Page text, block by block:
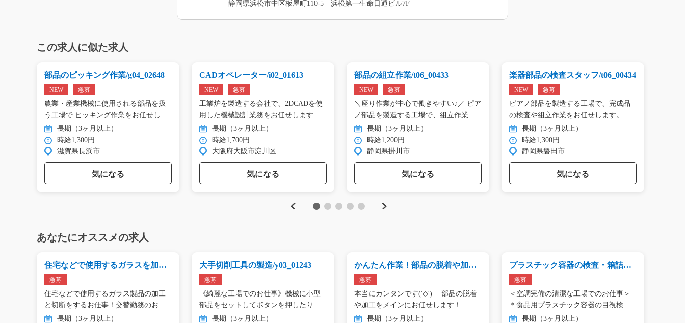
静岡県浜松市中区板屋町110-5 浜松第一生命日通ビル7F
この求人に似た求人
Previous
部品のピッキング作業/g04_02648
NEW 急募
農業・産業機械に使用される部品を扱
う工場で ピッキング作業をお任せし
ま… 長期（3ヶ月以上）
時給1,300円
滋賀県長浜市
気になる
CADオペレーター/i02_01613
NEW 急募
工業炉を製造する会社で、2DCADを使
用した機械設計業務をお任せします。
…
長期（3ヶ月以上）
時給1,700円
大阪府大阪市淀川区
気になる
部品の組立作業/t06_00433
NEW 急募
＼座り作業が中心で働きやすい♪／ ピア
ノ部品を製造する工場で、組立作業…
長期（3ヶ月以上）
時給1,200円
静岡県掛川市
気になる
楽器部品の検査スタッフ/t06_00434
NEW 急募
ピアノ部品を製造する工場で、完成品
の検査や組立作業をお任せします。
目… 長期（3ヶ月以上）
時給1,300円
静岡県磐田市
気になる
Next
あなたにオススメの求人
住宅などで使用するガラスを加工
するお仕事/y02_00445
急募
住宅などで使用するガラス製品の加工
と切断をするお仕事！交替勤務のお
仕… 長期（3ヶ月以上）
大手切削工具の製造/y03_01243
急募
《綺麗な工場でのお仕事》機械に小型
部品をセットしてボタンを押したり、
…
長期（3ヶ月以上）
かんたん作業！部品の脱着や加工/t
03_00847
急募
本当にカンタンです('◇')ゞ 部品の脱着
や加工をメインにお任せします！ …
長期（3ヶ月以上）
プラスチック容器の検査・箱詰め/i
02_01440
急募
＜空調完備の清潔な工場でのお仕事＞
＊食品用プラスチック容器の目視検…
長期（3ヶ月以上）